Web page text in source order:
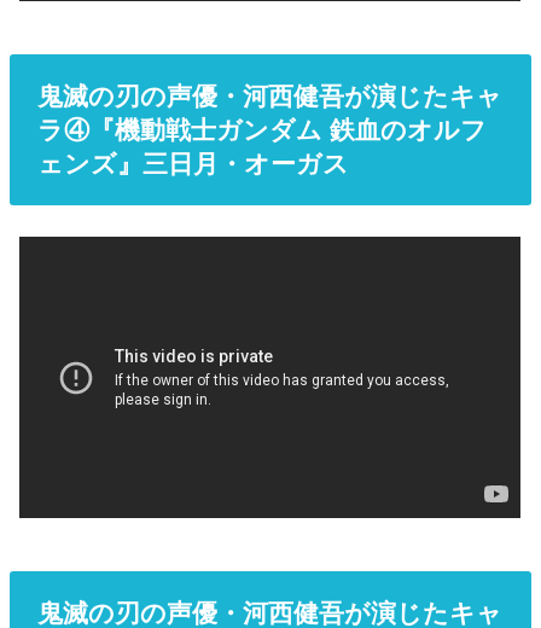
鬼滅の刃の声優・河西健吾が演じたキャ
ラ④『機動戦士ガンダム 鉄血のオルフ
ェンズ』三日月・オーガス
鬼滅の刃の声優・河西健吾が演じたキャ